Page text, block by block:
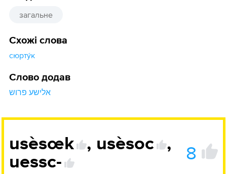
загальне
Схожі слова
сюрту́к
Слово додав
אלישע פרוש
usèsœk , usèsoc
,
uessc-
8